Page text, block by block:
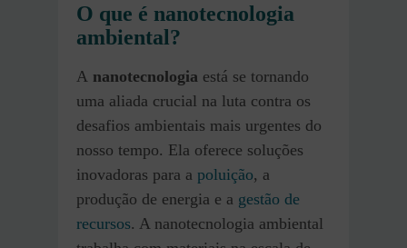
O que é nanotecnologia
ambiental?
A nanotecnologia está se tornando
uma aliada crucial na luta contra os
desafios ambientais mais urgentes do
nosso tempo. Ela oferece soluções
inovadoras para a poluição, a
produção de energia e a gestão de
recursos. A nanotecnologia ambiental